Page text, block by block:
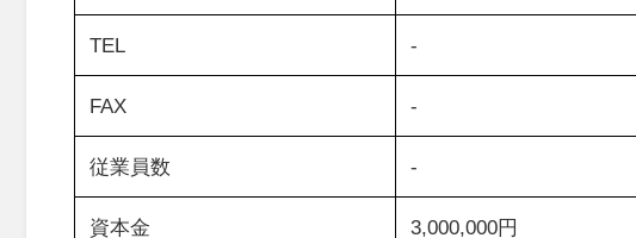
TEL -
FAX -
従業員数 -
資本金 3,000,000円